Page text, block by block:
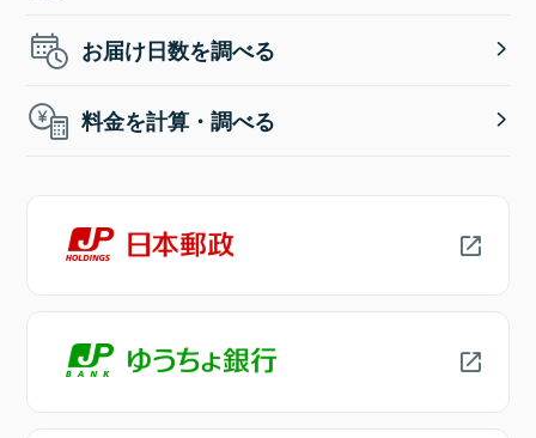
お届け日数を調べる
料金を計算・調べる